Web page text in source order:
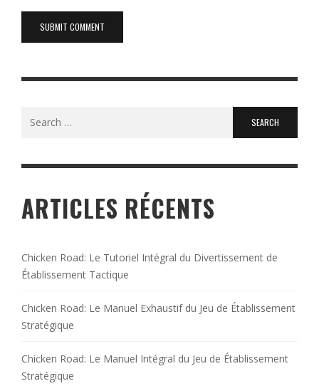
ARTICLES RÉCENTS
Chicken Road: Le Tutoriel Intégral du Divertissement de
Établissement Tactique
Chicken Road: Le Manuel Exhaustif du Jeu de Établissement
Stratégique
Chicken Road: Le Manuel Intégral du Jeu de Établissement
Stratégique